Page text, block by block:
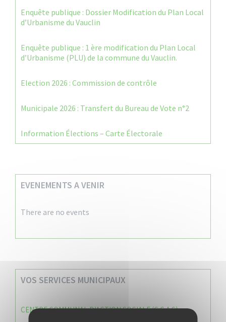
Enquête publique : Dossier Modification du Plan Local
d’Urbanisme du Vauclin
Enquête publique : 1 ère modification du Plan Local
d’Urbanisme (PLU) de la commune du Vauclin.
Election 2026 : Commission de contrôle
Municipale 2026 : Transfert du Bureau de Vote n°2
Information Élections – Carte Électorale
EVENEMENTS A VENIR
There are no events
VOS SERVICES MUNICIPAUX
CENTRE COMMUNAL D’ACTION SOCIALE (C.C.A.S)